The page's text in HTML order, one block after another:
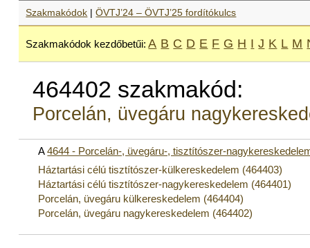
Szakmakódok |ÖVTJ’24 – ÖVTJ’25 fordítókulcs
Szakmakódok kezdőbetűi: A B C D E F G H I J K L M
464402 szakmakód:
Porcelán, üvegáru
A4644 - Porcelán-, üvegáru-, tisztítószer-
Háztartási célú tisztítószer-külkereskedelem (464403)
Háztartási célú tisztítószer-nagykereskedelem (464401)
Porcelán, üvegáru külkereskedelem (464404)
Porcelán, üvegáru nagykereskedelem (464402)